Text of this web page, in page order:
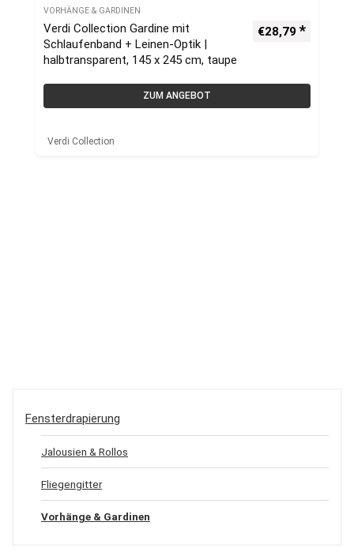
VORHÄNGE & GARDINEN
Verdi Collection Gardine mit
Schlaufenband + Leinen-Optik |
halbtransparent, 145 x 245 cm, taupe
€28,79
ZUM ANGEBOT
Verdi Collection
Fensterdrapierung
Jalousien & Rollos
Fliegengitter
Vorhänge & Gardinen